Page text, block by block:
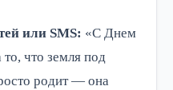
или SMS: «С Днем
что земля под
родит — она